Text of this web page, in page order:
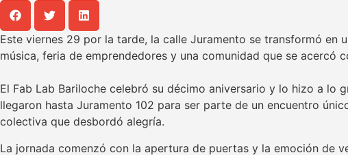
Este viernes 29 por la tarde, la calle Juramento se transformó
música, feria de emprendedores y una comunidad que se acercó
El Fab Lab Bariloche celebró su décimo aniversario y lo hizo a lo
llegaron hasta Juramento 102 para ser parte de un encuentro
colectiva que desbordó alegría.
La jornada comenzó con la apertura de puertas y la emoción de